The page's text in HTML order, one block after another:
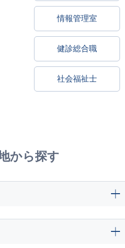
情報管理室
健診総合職
社会福祉士
から探す